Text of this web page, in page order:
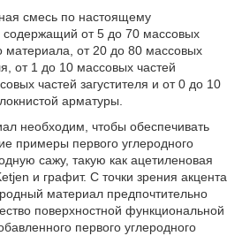
смесь по настоящему
содержащий от 5 до 70 массовых
материала, от 20 до 80 массовых
от 1 до 10 массовых частей
частей загустителя и от 0 до 10
арматуры.
необходим, чтобы обеспечивать
примеры первого углеродного
сажу, такую как ацетиленовая
и графит. С точки зрения акцента
материал предпочтительно
поверхностной функциональной
первого углеродного